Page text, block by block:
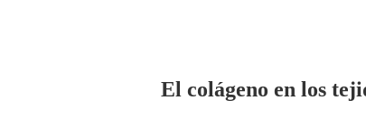
El colágeno en los